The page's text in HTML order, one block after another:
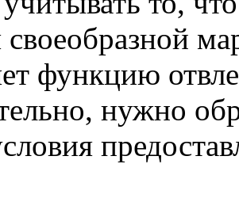
своеобразной
функцию
нужно